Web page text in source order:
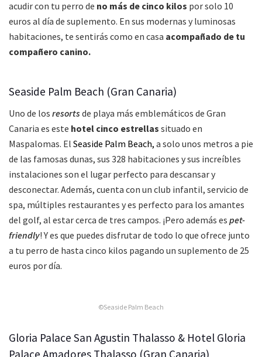
acudir con tu perro de no más de cinco kilos por solo 10
euros al día de suplemento. En sus modernas y luminosas
habitaciones, te sentirás como en casa acompañado de tu
compañero canino.
Seaside Palm Beach (Gran Canaria)
Uno de los resortsde playa más emblemáticos de Gran
Canaria es este hotel cinco estrellas situado en
Maspalomas. El Seaside Palm Beach, a solo unos metros a pie
de las famosas dunas, sus 328 habitaciones y sus increíbles
instalaciones son el lugar perfecto para descansar y
desconectar. Además, cuenta con un club infantil, servicio de
spa, múltiples restaurantes y es perfecto para los amantes
del golf, al estar cerca de tres campos. ¡Pero además es pet-
friendly! Y es que puedes disfrutar de todo lo que ofrece junto
a tu perro de hasta cinco kilos pagando un suplemento de 25
euros por día.
©Seaside Palm Beach
Gloria Palace San Agustin Thalasso & Hotel Gloria